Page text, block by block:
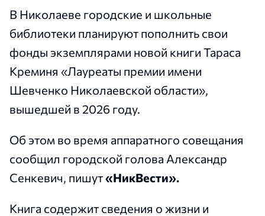
В Николаеве городские и школьные
библиотеки планируют пополнить свои
фонды экземплярами новой книги Тараса
Креминя «Лауреаты премии имени
Шевченко Николаевской области»,
вышедшей в 2026 году.
Об этом во время аппаратного совещания
сообщил городской голова Александр
Сенкевич, пишут«НикВести».
Книга содержит сведения о жизни и